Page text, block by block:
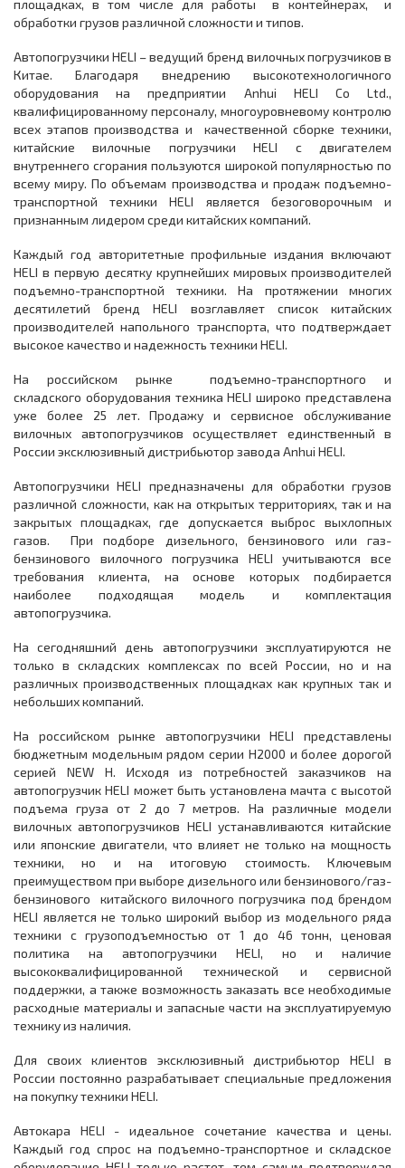
площадках, в том числе для работы в контейнерах, и
обработки грузов различной сложности и типов.
Автопогрузчики HELI – ведущий бренд вилочных погрузчиков в
Китае. Благодаря внедрению высокотехнологичного
оборудования на предприятии Anhui HELI Co Ltd.,
квалифицированному персоналу, многоуровневому контролю
всех этапов производства и качественной сборке техники,
китайские вилочные погрузчики HELI с двигателем
внутреннего сгорания пользуются широкой популярностью по
всему миру. По объемам производства и продаж подъемно-
транспортной техники HELI является безоговорочным и
признанным лидером среди китайских компаний.
Каждый год авторитетные профильные издания включают
HELI в первую десятку крупнейших мировых производителей
подъемно-транспортной техники. На протяжении многих
десятилетий бренд HELI возглавляет список китайских
производителей напольного транспорта, что подтверждает
высокое качество и надежность техники HELI.
На российском рынке подъемно-транспортного и
складского оборудования техника HELI широко представлена
уже более 25 лет. Продажу и сервисное обслуживание
вилочных автопогрузчиков осуществляет единственный в
России эксклюзивный дистрибьютор завода Anhui HELI.
Автопогрузчики HELI предназначены для обработки грузов
различной сложности, как на открытых территориях, так и на
закрытых площадках, где допускается выброс выхлопных
газов. При подборе дизельного, бензинового или газ-
бензинового вилочного погрузчика HELI учитываются все
требования клиента, на основе которых подбирается
наиболее подходящая модель и комплектация
автопогрузчика.
На сегодняшний день автопогрузчики эксплуатируются не
только в складских комплексах по всей России, но и на
различных производственных площадках как крупных так и
небольших компаний.
На российском рынке автопогрузчики HELI представлены
бюджетным модельным рядом серии H2000 и более дорогой
серией NEW H. Исходя из потребностей заказчиков на
автопогрузчик HELI может быть установлена мачта с высотой
подъема груза от 2 до 7 метров. На различные модели
вилочных автопогрузчиков HELI устанавливаются китайские
или японские двигатели, что влияет не только на мощность
техники, но и на итоговую стоимость. Ключевым
преимуществом при выборе дизельного или бензинового/газ-
бензинового китайского вилочного погрузчика под брендом
HELI является не только широкий выбор из модельного ряда
техники с грузоподъемностью от 1 до 46 тонн, ценовая
политика на автопогрузчики HELI, но и наличие
высококвалифицированной технической и сервисной
поддержки, а также возможность заказать все необходимые
расходные материалы и запасные части на эксплуатируемую
технику из наличия.
Для своих клиентов эксклюзивный дистрибьютор HELI в
России постоянно разрабатывает специальные предложения
на покупку техники HELI.
Автокара HELI - идеальное сочетание качества и цены.
Каждый год спрос на подъемно-транспортное и складское